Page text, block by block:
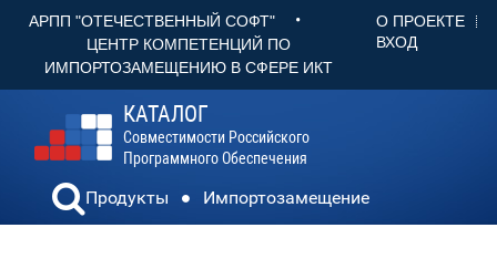
АРПП "ОТЕЧЕСТВЕННЫЙ СОФТ" •
ЦЕНТР КОМПЕТЕНЦИЙ ПО
ИМПОРТОЗАМЕЩЕНИЮ В СФЕРЕ ИКТ
О ПРОЕКТЕ
ВХОД
КАТАЛОГ
Совместимости Российского
Программного Обеспечения
Продукты Импортозамещение